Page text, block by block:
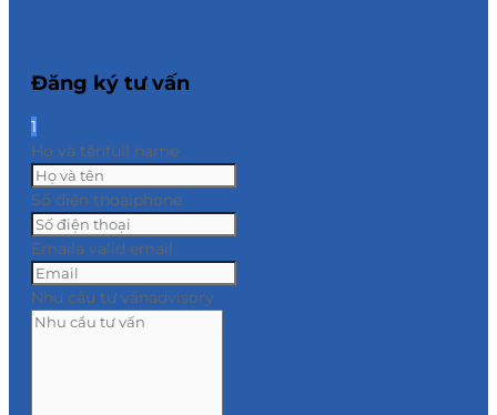
Đăng ký tư vấn
1
Họ và tênfull name
Số điện thoạiphone
Emaila valid email
Nhu cầu tư vấnadvisory